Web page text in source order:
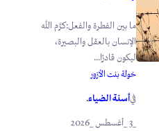
ما بين الفطرة والفعل:كرَّم الله
الإنسان بالعقل والبصيرة،
ليكون قادرًا...
خولة بنت الأزور
فيأسنة الضياء.